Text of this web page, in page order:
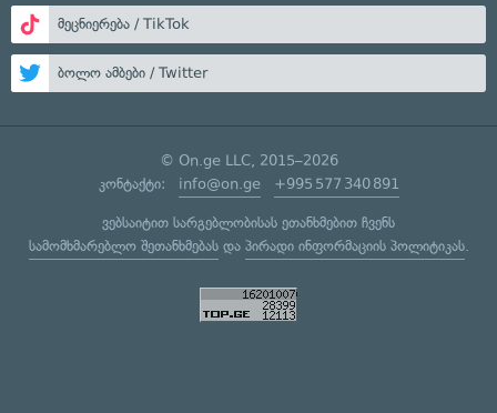
მეცნიერება / TikTok
ბოლო ამბები / Twitter
© On.ge LLC, 2015–2026
კონტაქტი: info@on.ge +995 577 340 891
ვებსაიტით სარგებლობისას ეთანხმებით ჩვენს
სამომხმარებლო შეთანხმებასდა პირადი ინფორმაციის პოლიტიკას.